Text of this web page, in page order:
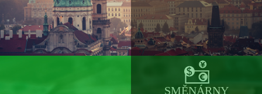
SMĚNÁRNY